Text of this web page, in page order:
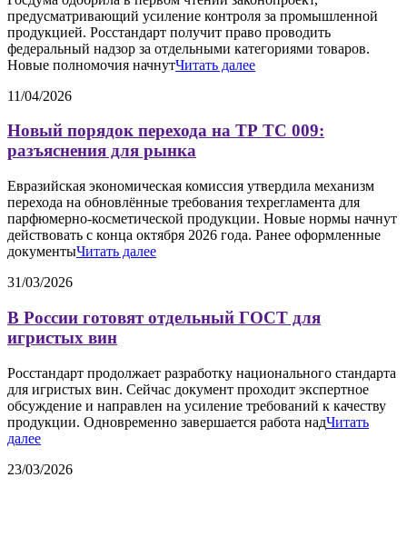
предусматривающий усиление контроля за промышленной
продукцией. Росстандарт получит право проводить
федеральный надзор за отдельными категориями товаров.
Новые полномочия начнутЧитать далее
11/04/2026
Новый порядок перехода на ТР ТС 009:
разъяснения для рынка
Евразийская экономическая комиссия утвердила механизм
перехода на обновлённые требования техрегламента для
парфюмерно-косметической продукции. Новые нормы начнут
действовать с конца октября 2026 года. Ранее оформленные
документыЧитать далее
31/03/2026
В России готовят отдельный ГОСТ для
игристых вин
Росстандарт продолжает разработку национального стандарта
для игристых вин. Сейчас документ проходит экспертное
обсуждение и направлен на усиление требований к качеству
продукции. Одновременно завершается работа надЧитать
далее
23/03/2026